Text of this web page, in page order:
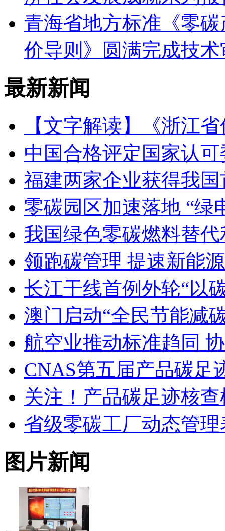
青海省地方标准《零
价导则》圆满完成技
最新新闻
【文字解读】《浙江
中国合格评定国家认
福建两家企业获得我
零碳园区加速落地 “绿
我国绿色零碳燃料替
领跑碳管理 提速新能
长江干线首例外轮“以
澳门启动“全民节能减
航空业推动标准趋同
CNAS第五届产品碳足
关注！产品碳足迹核
省级零碳工厂动态管理
图片新闻